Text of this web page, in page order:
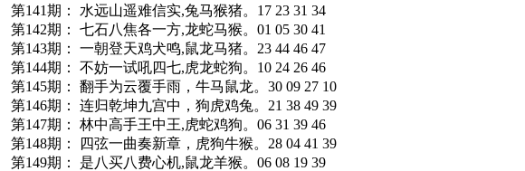
第141期： 水远山遥难信实,兔马猴猪。17 23 31 34
第142期： 七石八焦各一方,龙蛇马猴。01 05 30 41
第143期： 一朝登天鸡犬鸣,鼠龙马猪。23 44 46 47
第144期： 不妨一试吼四七,虎龙蛇狗。10 24 26 46
第145期： 翻手为云覆手雨，牛马鼠龙。30 09 27 10
第146期： 连归乾坤九宫中，狗虎鸡兔。21 38 49 39
第147期： 林中高手王中王,虎蛇鸡狗。06 31 39 46
第148期： 四弦一曲奏新章，虎狗牛猴。28 04 41 39
第149期： 是八买八费心机,鼠龙羊猴。06 08 19 39